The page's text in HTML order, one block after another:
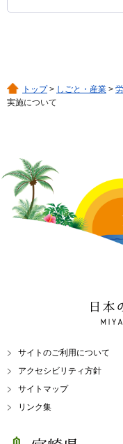
トップ> しごと・産業 >
実施について
日本の
サイトのご利用について
アクセシビリティ方針
サイトマップ
リンク集